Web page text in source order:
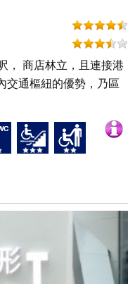
， 商店林立，且連接港
交通樞紐的優勢，乃區